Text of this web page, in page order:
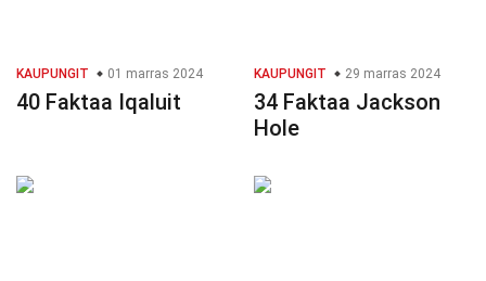
KAUPUNGIT 01 marras 2024
40 Faktaa Iqaluit
KAUPUNGIT 29 marras 2024
34 Faktaa Jackson
Hole